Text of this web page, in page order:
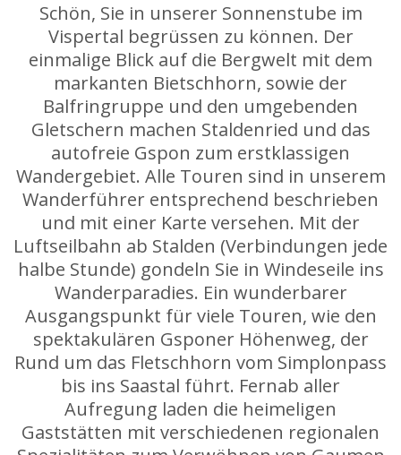
Schön, Sie in unserer Sonnenstube im
Vispertal begrüssen zu können. Der
einmalige Blick auf die Bergwelt mit dem
markanten Bietschhorn, sowie der
Balfringruppe und den umgebenden
Gletschern machen Staldenried und das
autofreie Gspon zum erstklassigen
Wandergebiet. Alle Touren sind in unserem
Wanderführer entsprechend beschrieben
und mit einer Karte versehen. Mit der
Luftseilbahn ab Stalden (Verbindungen jede
halbe Stunde) gondeln Sie in Windeseile ins
Wanderparadies. Ein wunderbarer
Ausgangspunkt für viele Touren, wie den
spektakulären Gsponer Höhenweg, der
Rund um das Fletschhorn vom Simplonpass
bis ins Saastal führt. Fernab aller
Aufregung laden die heimeligen
Gaststätten mit verschiedenen regionalen